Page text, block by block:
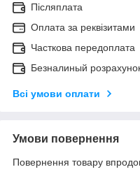
Післяплата
Оплата за реквізитами
Часткова передоплата
Безналиный
Всі умови оплати
Умови повернення
Повернення товару